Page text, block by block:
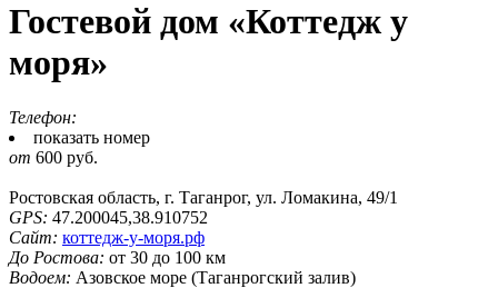
Гостевой дом «Коттедж у
моря»
Телефон:
показать номер
от 600 руб.
Ростовская область, г. Таганрог, ул. Ломакина, 49/1
GPS: 47.200045,38.910752
Сайт: коттедж-у-моря.рф
До Ростова: от 30 до 100 км
Водоем: Азовское море (Таганрогский залив)